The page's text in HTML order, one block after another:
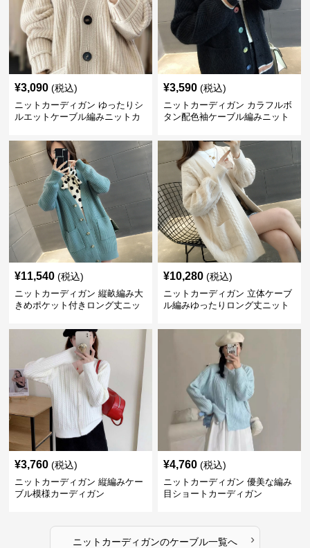
¥3,090 (税込)
ニットカーディガン ゆったりシ
ルエットケーブル編みニットカ
¥3,590 (税込)
ニットカーディガン カラフルボ
タン配色袖ケーブル編みニット
¥11,540 (税込)
ニットカーディガン 縦畝編み大
きめポケット付きロング丈ニッ
¥10,280 (税込)
ニットカーディガン 立体ケーブ
ル編みゆったりロング丈ニット
¥3,760 (税込)
ニットカーディガン 縦編みケー
ブル模様カーディガン
¥4,760 (税込)
ニットカーディガン 優美な編み
目ショートカーディガン
ニットカーディガンのケーブル一覧へ ›